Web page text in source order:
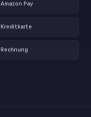
Amazon Pay
Kreditkarte
Rechnung